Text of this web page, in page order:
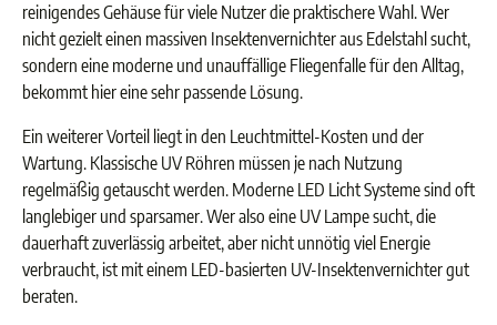
reinigendes Gehäuse für viele Nutzer die praktischere Wahl. Wer
nicht gezielt einen massiven Insektenvernichter aus Edelstahl sucht,
sondern eine moderne und unauffällige Fliegenfalle für den Alltag,
bekommt hier eine sehr passende Lösung.
Ein weiterer Vorteil liegt in den Leuchtmittel-Kosten und der
Wartung. Klassische UV Röhren müssen je nach Nutzung
regelmäßig getauscht werden. Moderne LED Licht Systeme sind oft
langlebiger und sparsamer. Wer also eine UV Lampe sucht, die
dauerhaft zuverlässig arbeitet, aber nicht unnötig viel Energie
verbraucht, ist mit einem LED-basierten UV-Insektenvernichter gut
beraten.